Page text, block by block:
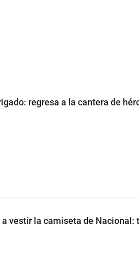
regresa a la cantera de
vestir la camiseta de Nacional: